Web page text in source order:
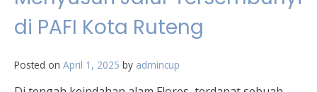
di PAFI Kota Ruteng
Posted on April 1, 2025 by admincup